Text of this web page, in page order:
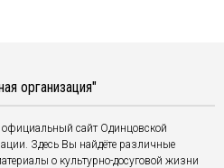
организация"
сайт Одинцовской
Здесь Вы найдёте различные
о культурно-досуговой жизни